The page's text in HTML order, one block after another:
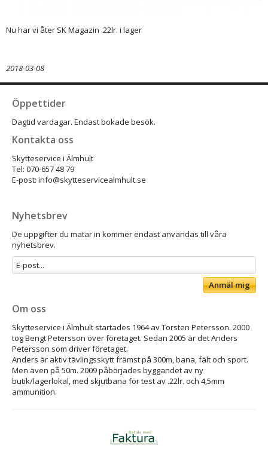
Nu har vi åter SK Magazin .22lr. i lager
2018-03-08
Öppettider
Dagtid vardagar. Endast bokade besök.
Kontakta oss
Skytteservice i Älmhult
Tel: 070-657 48 79
E-post: info@skytteservicealmhult.se
Nyhetsbrev
De uppgifter du matar in kommer endast användas till våra
nyhetsbrev.
Anmäl mig
Om oss
Skytteservice i Älmhult startades 1964 av Torsten Petersson. 2000
tog Bengt Petersson över företaget. Sedan 2005 är det Anders
Petersson som driver företaget.
Anders är aktiv tävlingsskytt främst på 300m, bana, fält och sport.
Men även på 50m. 2009 påbörjades byggandet av ny
butik/lagerlokal, med skjutbana för test av .22lr. och 4,5mm
ammunition.